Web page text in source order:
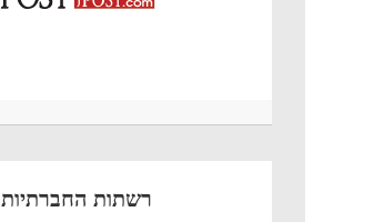
רשתות החברתיות